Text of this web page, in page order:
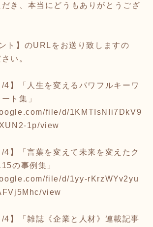
き、本当にどうもありがとうござ
ト】のURLをお送り致しますの
い。
/4】「人生を変えるパワフルキーワ
ト集」
file/d/1KMTIsNIi7DkV9
1p/view
/4】「言葉を変えて未来を変えたク
の事例集」
file/d/1yy-rKrzWYv2yu
view
/4】「雑誌《企業と人材》連載記事